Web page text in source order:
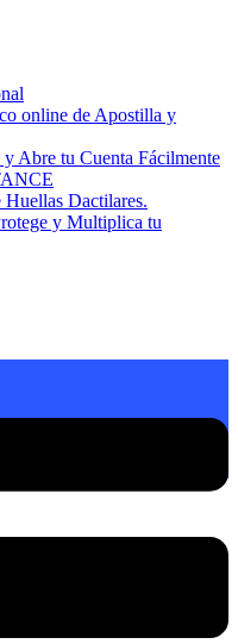
online de Apostilla y
Abre tu Cuenta Fácilmente
Dactilares.
y Multiplica tu